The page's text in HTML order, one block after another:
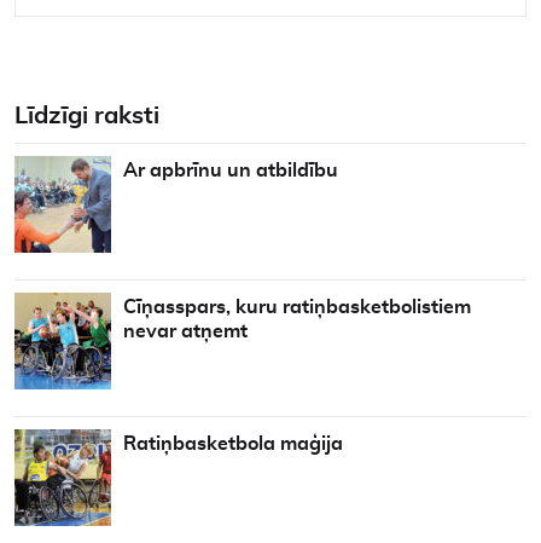
Līdzīgi raksti
Ar apbrīnu un atbildību
Cīņasspars, kuru ratiņbasketbolistiem
nevar atņemt
Ratiņbasketbola maģija